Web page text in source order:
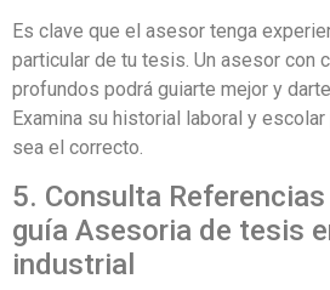
Es clave que el asesor tenga
particular de tu tesis. Un asesor con
profundos podrá guiarte mejor y
Examina su historial laboral y
sea el correcto.
5. Consulta Referencias
guía Asesoria de tesis
industrial